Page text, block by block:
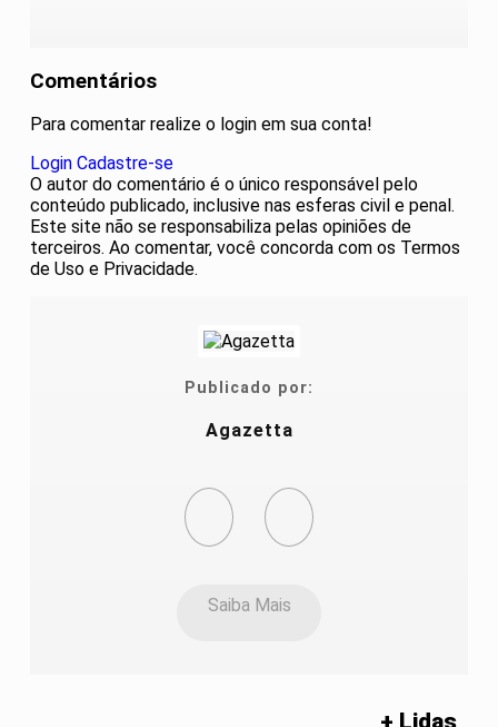
Comentários
Para comentar realize o login em sua conta!
Login Cadastre-se
O autor do comentário é o único responsável pelo
conteúdo publicado, inclusive nas esferas civil e penal.
Este site não se responsabiliza pelas opiniões de
terceiros. Ao comentar, você concorda com os Termos
de Uso e Privacidade.
Publicado por:
Agazetta
Saiba Mais
+ Lidas